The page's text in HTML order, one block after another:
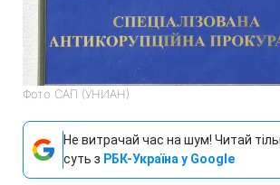
Фото САП (УНИАН)
Не витрачай час на шум! Читай
суть з РБК-Україна у Google